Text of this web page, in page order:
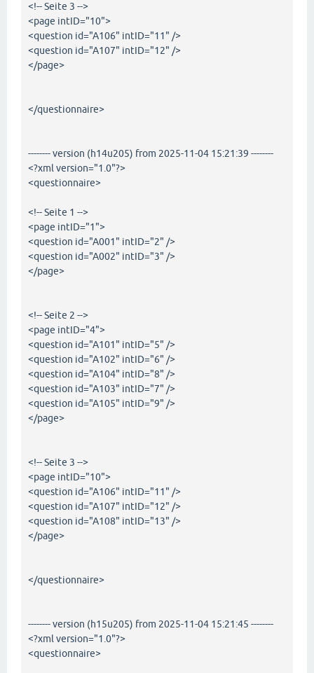
<!-- Seite 3 -->
<page intID="10">
<question id="A106" intID="11" />
<question id="A107" intID="12" />
</page>
</questionnaire>
-------- version (h14u205) from 2025-11-04 15:21:39 --------
<?xml version="1.0"?>
<questionnaire>
<!-- Seite 1 -->
<page intID="1">
<question id="A001" intID="2" />
<question id="A002" intID="3" />
</page>
<!-- Seite 2 -->
<page intID="4">
<question id="A101" intID="5" />
<question id="A102" intID="6" />
<question id="A104" intID="8" />
<question id="A103" intID="7" />
<question id="A105" intID="9" />
</page>
<!-- Seite 3 -->
<page intID="10">
<question id="A106" intID="11" />
<question id="A107" intID="12" />
<question id="A108" intID="13" />
</page>
</questionnaire>
-------- version (h15u205) from 2025-11-04 15:21:45 --------
<?xml version="1.0"?>
<questionnaire>